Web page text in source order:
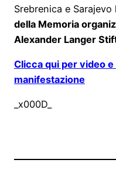
Srebrenica e Sarajevo
della Memoria
Alexander Langer
Clicca qui per video
manifestazione
_x000D_